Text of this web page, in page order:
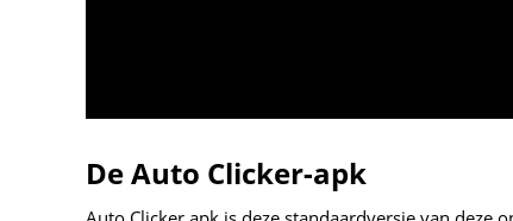
De Auto Clicker-apk